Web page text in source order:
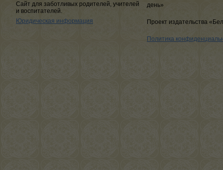
Сайт для заботливых родителей, учителей
и воспитателей.
Юридическая информация
день»
Проект издательства
Политика